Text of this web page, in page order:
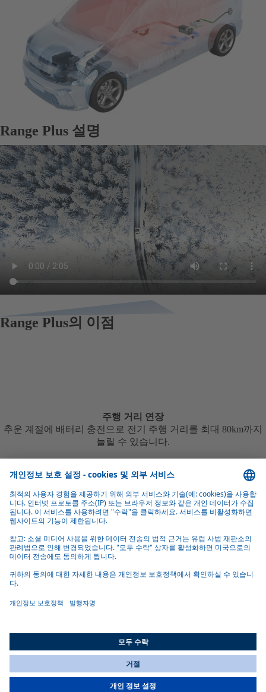
Range Plus 설명
Range Plus의 이점
주행 거리 연장
추운 계절에 배터리 충전으로 전기 주행 거리를 최대 80km까지
늘릴 수 있습니다.
히터는 수소화 식물성 기름(HVO)을 사용하여 배기가스 배출이
적고 효율적으로 작동할 수 있습니다.
차량별 키트를 사용한 간편한 설치
공급 범위에는 Webasto 인증을 받은 설치 파트너가 신속하고 쉽
게 개조할 수 있도록, 필요한 모든 부품이 포함되어 있습니다.
You are currently on our website forKorea
All Countries